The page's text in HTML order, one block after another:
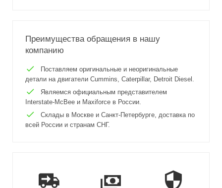
Преимущества обращения в нашу
компанию
Поставляем оригинальные и неоригинальные
детали на двигатели Cummins, Caterpillar, Detroit Diesel.
Являемся официальным представителем
Interstate-McBee и Maxiforce в России.
Склады в Москве и Санкт-Петербурге, доставка по
всей России и странам СНГ.